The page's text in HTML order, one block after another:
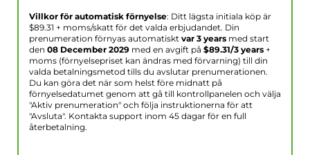
Villkor för automatisk förnyelse: Ditt lägsta initiala köp är
$89.31 + moms/skatt för det valda erbjudandet. Din
prenumeration förnyas automatiskt var 3 years med start
den 08 December 2029 med en avgift på $89.31/3 years +
moms (förnyelsepriset kan ändras med förvarning) till din
valda betalningsmetod tills du avslutar prenumerationen.
Du kan göra det när som helst före midnatt på
förnyelsedatumet genom att gå till kontrollpanelen och välja
"Aktiv prenumeration" och följa instruktionerna för att
"Avsluta". Kontakta support inom 45 dagar för en full
återbetalning.